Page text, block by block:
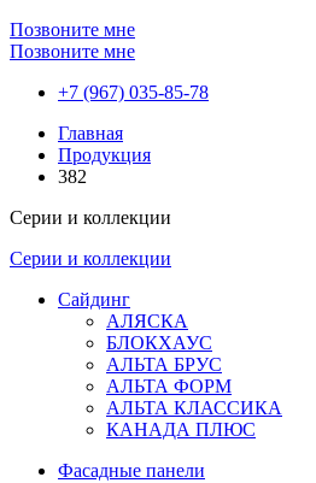
Позвоните мне
Позвоните мне
+7 (967) 035-85-78
Главная
Продукция
382
Серии и коллекции
Серии и коллекции
Сайдинг
АЛЯСКА
БЛОКХАУС
АЛЬТА БРУС
АЛЬТА ФОРМ
АЛЬТА КЛАССИКА
КАНАДА ПЛЮС
Фасадные панели